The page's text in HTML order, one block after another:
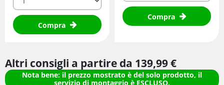
Compra
Compra
Altri consigli a partire da 139,99€
Nota bene: il prezzo mostrato è del solo prodotto, il
servizio di montaggio è ESCLUSO.